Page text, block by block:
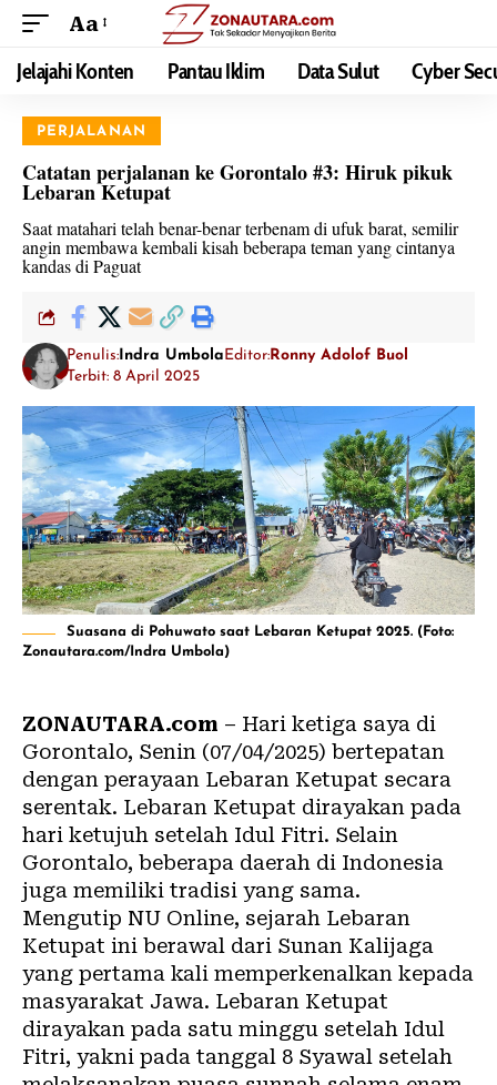
Aa
Jelajahi Konten Pantau Iklim Data Sulut Cyber
PERJALANAN
Catatan perjalanan ke Gorontalo #3: Hiruk pikuk
Lebaran Ketupat
Saat matahari telah benar-benar terbenam di ufuk barat, semilir
angin membawa kembali kisah beberapa teman yang cintanya
kandas di Paguat
Penulis:Indra UmbolaEditor:Ronny Adolof Buol
Terbit: 8 April 2025
Suasana di Pohuwato saat Lebaran Ketupat 2025. (Foto:
Zonautara.com/Indra Umbola)
ZONAUTARA.com – Hari ketiga saya di
Gorontalo, Senin (07/04/2025) bertepatan
dengan perayaan Lebaran Ketupat secara
serentak. Lebaran Ketupat dirayakan pada
hari ketujuh setelah Idul Fitri. Selain
Gorontalo, beberapa daerah di Indonesia
juga memiliki tradisi yang sama.
Mengutip NU Online, sejarah Lebaran
Ketupat ini berawal dari Sunan Kalijaga
yang pertama kali memperkenalkan kepada
masyarakat Jawa. Lebaran Ketupat
dirayakan pada satu minggu setelah Idul
Fitri, yakni pada tanggal 8 Syawal setelah